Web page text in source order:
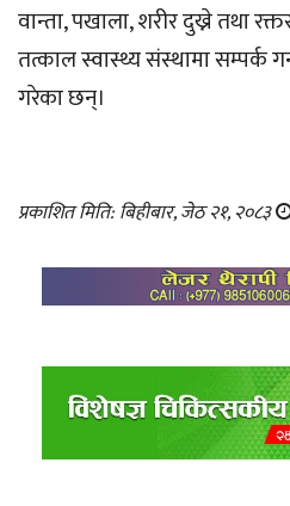
वान्ता, पखाला, शरीर दुख्ने तथा
तत्काल स्वास्थ्य संस्थामा सम्पर्क
गरेका छन्।
प्रकाशित मिति: बिहीबार, जेठ २१, २०८३